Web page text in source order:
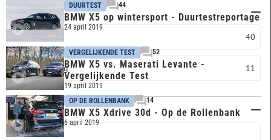
Carrosserie
40
Overig 11
Trefwoord
DUURTEST
44
BMW X5 op wintersport - Duurtestreportage
24 april 2019
VERGELIJKENDE TEST 52
BMW X5 vs. Maserati Levante -
Vergelijkende Test
19 april 2019
OP DE ROLLENBANK
14
BMW X5 Xdrive 30d - Op de Rollenbank
6 april 2019